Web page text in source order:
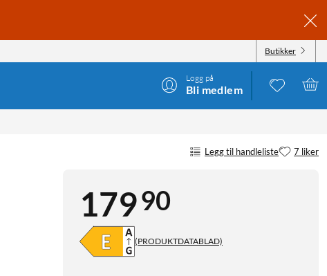
Butikker
Logg på
Bli medlem
Legg til handleliste 7 liker
17990
(PRODUKTDATABLAD)